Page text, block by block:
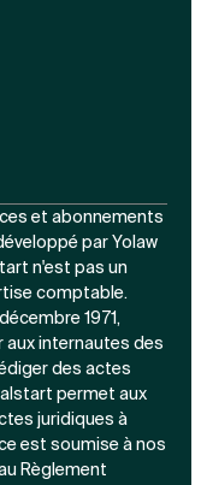
et abonnements
par Yolaw
n'est pas un
comptable.
1971,
aux internautes des
des actes
permet aux
juridiques à
est soumise à nos
Règlement